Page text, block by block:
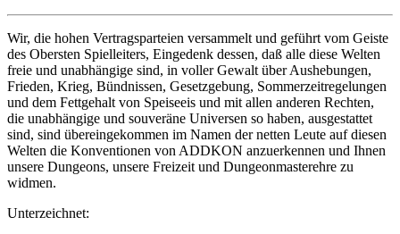
Wir, die hohen Vertragsparteien versammelt und geführt vom Geiste
des Obersten Spielleiters, Eingedenk dessen, daß alle diese Welten
freie und unabhängige sind, in voller Gewalt über Aushebungen,
Frieden, Krieg, Bündnissen, Gesetzgebung, Sommerzeitregelungen
und dem Fettgehalt von Speiseeis und mit allen anderen Rechten,
die unabhängige und souveräne Universen so haben, ausgestattet
sind, sind übereingekommen im Namen der netten Leute auf diesen
Welten die Konventionen von ADDKON anzuerkennen und Ihnen
unsere Dungeons, unsere Freizeit und Dungeonmasterehre zu
widmen.
Unterzeichnet: